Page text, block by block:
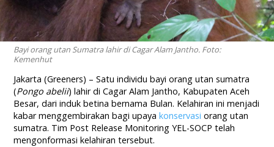
Bayi orang utan Sumatra lahir di Cagar Alam Jantho. Foto:
Kemenhut
Jakarta (Greeners) – Satu individu bayi orang utan sumatra
(Pongo abelii) lahir di Cagar Alam Jantho, Kabupaten Aceh
Besar, dari induk betina bernama Bulan. Kelahiran ini menjadi
kabar menggembirakan bagi upayakonservasi orang utan
sumatra. Tim Post Release Monitoring YEL-SOCP telah
mengonformasi kelahiran tersebut.